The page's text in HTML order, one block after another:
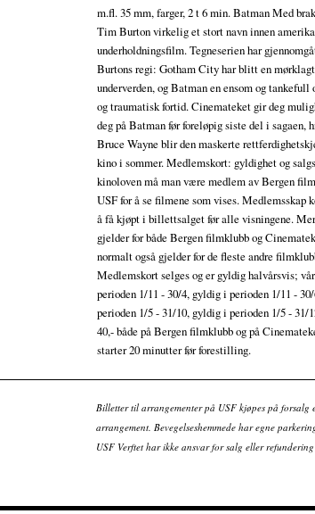
m.fl. 35 mm, farger, 2 t 6 min. Batman Med
Tim Burton virkelig et stort navn innen
underholdningsfilm. Tegneserien har
Burtons regi: Gotham City har blitt en
underverden, og Batman en ensom og tankefull
og traumatisk fortid. Cinemateket gir deg
deg på Batman før foreløpig siste del i sagaen,
Bruce Wayne blir den maskerte
kino i sommer. Medlemskort: gyldighet og
kinoloven må man være medlem av Bergen
USF for å se filmene som vises. Medlemsskap
å få kjøpt i billettsalget før alle visningene.
gjelder for både Bergen filmklubb og
normalt også gjelder for de fleste andre
Medlemskort selges og er gyldig halvårsvis;
perioden 1/11 - 30/4, gyldig i perioden 1/11 -
perioden 1/5 - 31/10, gyldig i perioden 1/5 -
40,- både på Bergen filmklubb og på
starter 20 minutter før forestilling.
Billetter til arrangementer på USF kjøpes på
arrangement. Bevegelseshemmede har egne
USF Verftet har ikke ansvar for salg eller